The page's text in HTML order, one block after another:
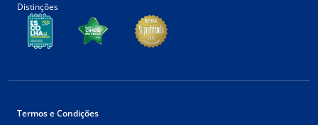
Distinções
Termos e Condições